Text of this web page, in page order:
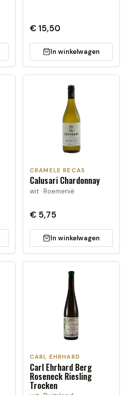
€ 15,50
In winkelwagen
CRAMELE RECAS
Calusari Chardonnay
wit · Roemenië
€ 5,75
In winkelwagen
CARL EHRHARD
Carl Ehrhard Berg
Roseneck Riesling
Trocken